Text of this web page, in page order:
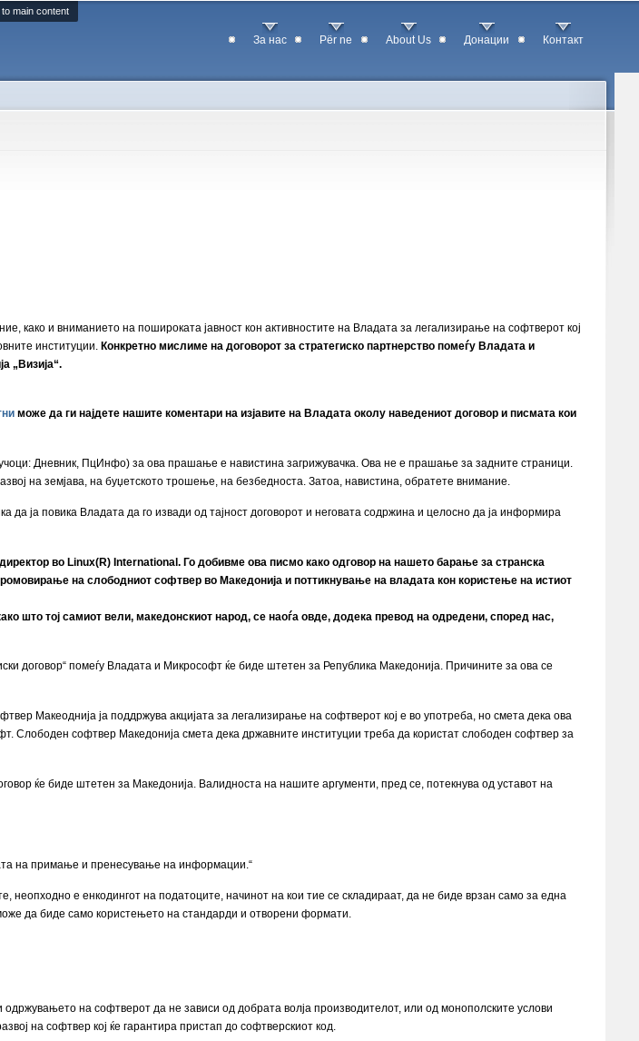
to main content
За нас Për ne About Us Донации Контакт
како и вниманието на пошироката јавност кон активностите на Владата за легализирање на софтверот кој
институции. Конкретно мислиме на договорот за стратегиско партнерство помеѓу Владата и
„Визија“.
може да ги најдете нашите коментари на изјавите на Владата околу наведениот договор и писмата кои
Дневник, ПцИнфо) за ова прашање е навистина загрижувачка. Ова не е прашање за задните страници.
на земјава, на буџетското трошење, на безбедноста. Затоа, навистина, обратете внимание.
да ја повика Владата да го извади од тајност договорот и неговата содржина и целосно да ја информира
во Linux(R) International. Го добивме ова писмо како одговор на нашето барање за странска
на слободниот софтвер во Македонија и поттикнување на владата кон користење на истиот
што тој самиот вели, македонскиот народ, се наоѓа овде, додека превод на одредени, според нас,
договор“ помеѓу Владата и Микрософт ќе биде штетен за Република Македонија. Причините за ова се
Макеоднија ја поддржува акцијата за легализирање на софтверот кој е во употреба, но смета дека ова
Слободен софтвер Македонија смета дека државните институции треба да користат слободен софтвер за
ќе биде штетен за Македонија. Валидноста на нашите аргументи, пред се, потекнува од уставот на
на примање и пренесување на информации.“
неопходно е енкодингот на податоците, начинот на кои тие се складираат, да не биде врзан само за една
да биде само користењето на стандарди и отворени формати.
на софтверот да не зависи од добрата волја производителот, или од монополските услови
на софтвер кој ќе гарантира пристап до софтверскиот код.